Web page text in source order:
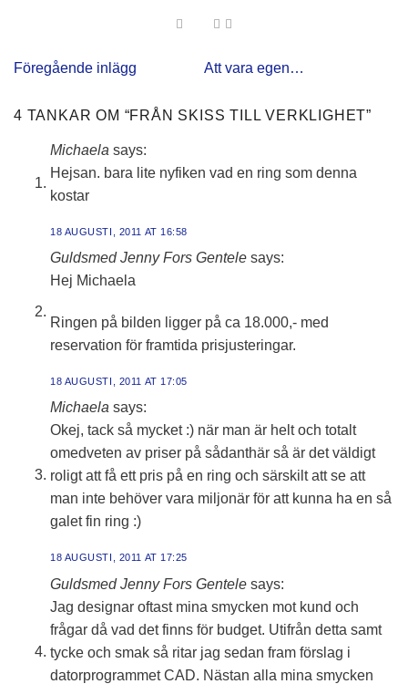
Föregående inlägg Att vara egen…
4 TANKAR OM “FRÅN SKISS TILL VERKLIGHET”
Michaela says:
Hejsan. bara lite nyfiken vad en ring som denna
kostar
18 AUGUSTI, 2011 AT 16:58
Guldsmed Jenny Fors Gentele says:
Hej Michaela
Ringen på bilden ligger på ca 18.000,- med
reservation för framtida prisjusteringar.
18 AUGUSTI, 2011 AT 17:05
Michaela says:
Okej, tack så mycket :) när man är helt och totalt
omedveten av priser på sådanthär så är det väldigt
roligt att få ett pris på en ring och särskilt att se att
man inte behöver vara miljonär för att kunna ha en så
galet fin ring :)
18 AUGUSTI, 2011 AT 17:25
Guldsmed Jenny Fors Gentele says:
Jag designar oftast mina smycken mot kund och
frågar då vad det finns för budget. Utifrån detta samt
tycke och smak så ritar jag sedan fram förslag i
datorprogrammet CAD. Nästan alla mina smycken